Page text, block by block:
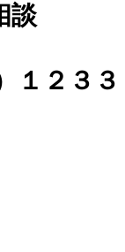
談
１２